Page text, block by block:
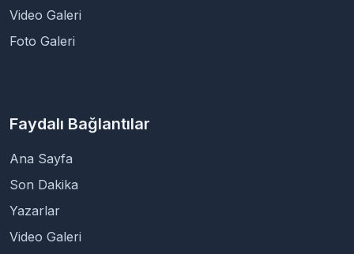
Video Galeri
Foto Galeri
Faydalı Bağlantılar
Ana Sayfa
Son Dakika
Yazarlar
Video Galeri